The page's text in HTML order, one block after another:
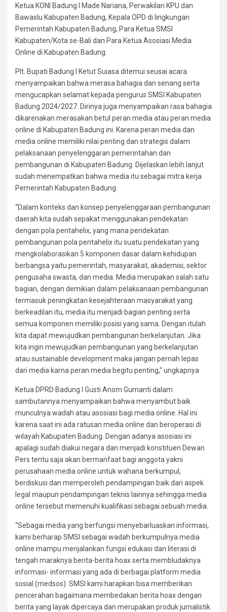
Ketua KONI Badung I Made Nariana, Perwakilan KPU dan
Bawaslu Kabupaten Badung, Kepala OPD di lingkungan
Pemerintah Kabupaten Badung, Para Ketua SMSI
Kabupaten/Kota se-Bali dan Para Ketua Asosiasi Media
Online di Kabupaten Badung.
Plt. Bupati Badung I Ketut Suiasa ditemui seusai acara
menyampaikan bahwa merasa bahagia dan senang serta
mengucapkan selamat kepada pengurus SMSI Kabupaten
Badung 2024/2027. Dirinya juga menyampaikan rasa bahagia
dikarenakan merasakan betul peran media atau peran media
online di Kabupaten Badung ini. Karena peran media dan
media online memiliki nilai penting dan strategis dalam
pelaksanaan penyelenggaran pemerintahan dan
pembangunan di Kabupaten Badung. Dijelaskan lebih lanjut
sudah menempatkan bahwa media itu sebagai mitra kerja
Pemerintah Kabupaten Badung.
“Dalam konteks dan konsep penyelenggaraan pembangunan
daerah kita sudah sepakat menggunakan pendekatan
dengan pola pentahelix, yang mana pendekatan
pembangunan pola pentahelix itu suatu pendekatan yang
mengkolaborasikan 5 komponen dasar dalam kehidupan
berbangsa yaitu pemerintah, masyarakat, akademisi, sektor
pengusaha swasta, dan media. Media merupakan salah satu
bagian, dengan demikian dalam pelaksanaan pembangunan
termasuk peningkatan kesejahteraan masyarakat yang
berkeadilan itu, media itu menjadi bagian penting serta
semua komponen memiliki posisi yang sama. Dengan itulah
kita dapat mewujudkan pembangunan berkelanjutan. Jika
kita ingin mewujudkan pembangunan yang berkelanjutan
atau sustainable development maka jangan pernah lepas
dari media karna peran media begitu penting,” ungkapnya
Ketua DPRD Badung I Gusti Anom Gumanti dalam
sambutannya menyampaikan bahwa menyambut baik
munculnya wadah atau asosiasi bagi media online. Hal ini
karena saat ini ada ratusan media online dan beroperasi di
wilayah Kabupaten Badung. Dengan adanya asosiasi ini
apalagi sudah diakui negara dan menjadi konstituen Dewan
Pers tentu saja akan bermanfaat bagi anggota yakni
perusahaan media online untuk wahana berkumpul,
berdiskusi dan memperoleh pendampingan baik dari aspek
legal maupun pendampingan teknis lainnya sehingga media
online tersebut memenuhi kualifikasi sebagai sebuah media.
“Sebagai media yang berfungsi menyebarluaskan informasi,
kami berharap SMSI sebagai wadah berkumpulnya media
online mampu menjalankan fungsi edukasi dan literasi di
tengah maraknya berita-berita hoax serta membludaknya
informasi- informasi yang ada di berbagai platform media
sosial (medsos). SMSI kami harapkan bisa memberikan
pencerahan bagaimana membedakan berita hoax dengan
berita yang layak dipercaya dan merupakan produk jurnalistik.